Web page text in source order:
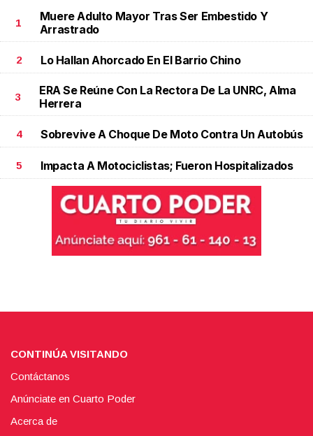
1
Muere Adulto Mayor Tras Ser Embestido Y
Arrastrado
2 Lo Hallan Ahorcado En El Barrio Chino
3
ERA Se Reúne Con La Rectora De La UNRC, Alma
Herrera
4 Sobrevive A Choque De Moto Contra Un Autobús
5 Impacta A Motociclistas; Fueron Hospitalizados
CONTINÚA VISITANDO
Contáctanos
Anúnciate en Cuarto Poder
Acerca de